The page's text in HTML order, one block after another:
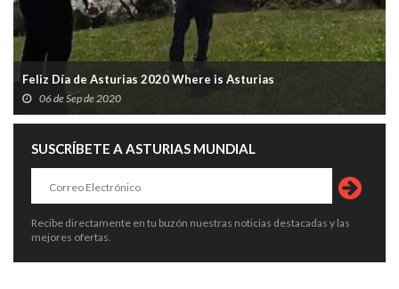
Feliz Día de Asturias 2020 Where is Asturias
06 de Sep de 2020
SUSCRÍBETE A ASTURIAS MUNDIAL
Recibe directamente en tu buzón nuestras noticias destacadas y las
mejores ofertas.